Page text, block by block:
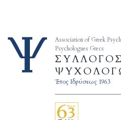
Association of Greek
Psychologues Grecs
Έτος Ιδρύσεως 1963